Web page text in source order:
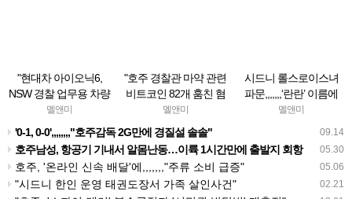
"현대차 아이오닉6,
NSW 경찰 업무용 차량
으로 '픽'"
멜앤미
"호주 경찰관 마약 관련
비트코인 82개 훔친 혐
의로 기소"
멜앤미
시드니 롤스로이스녀
파문,,,,,,,‘란란’ 이름에
숨은 권력 코드?
멜앤미
09.14
'0-1, 0-0',,,,,,,,"호주감독 2G만에 경질설 솔솔"
05.30
호주남성, 항공기 기내서 알몸난동…이륙 1시간만에 출발지 회항
05.06
호주, '온라인 신속 배달'에,,,,,,,"주류 소비 급증"
02.21
"시드니 한인 운영 태권도장서 가족 살인사건"